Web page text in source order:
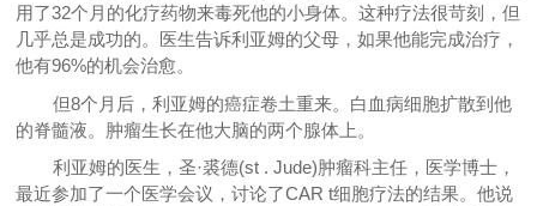
用了32个月的化疗药物来毒死他的小身体。这种疗法很苛刻，但
几乎总是成功的。医生告诉利亚姆的父母，如果他能完成治疗，
他有96%的机会治愈。
但8个月后，利亚姆的癌症卷土重来。白血病细胞扩散到他
的脊髓液。肿瘤生长在他大脑的两个腺体上。
利亚姆的医生，圣·裘德(st . Jude)肿瘤科主任，医学博士，
最近参加了一个医学会议，讨论了CAR t细胞疗法的结果。他说